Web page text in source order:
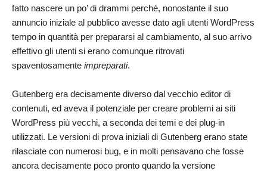
fatto nascere un po’ di drammi perché, nonostante il suo
annuncio iniziale al pubblico avesse dato agli utenti WordPress
tempo in quantità per prepararsi al cambiamento, al suo arrivo
effettivo gli utenti si erano comunque ritrovati
spaventosamente impreparati.
Gutenberg era decisamente diverso dal vecchio editor di
contenuti, ed aveva il potenziale per creare problemi ai siti
WordPress più vecchi, a seconda dei temi e dei plug-in
utilizzati. Le versioni di prova iniziali di Gutenberg erano state
rilasciate con numerosi bug, e in molti pensavano che fosse
ancora decisamente poco pronto quando la versione